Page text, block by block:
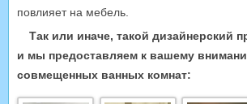
повлияет на мебель.
Так или иначе, такой дизайнерский
и мы предоставляем к вашему
совмещенных ванных комнат: